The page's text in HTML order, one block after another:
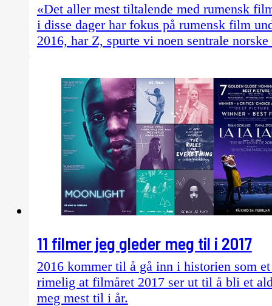
«Det aller mest tiltalende med rumensk
i disse dager har fokus på rumensk film
2016, har Z, spurte vi noen sentrale
11 filmer jeg gleder meg til i 2017
2016 kommer til å gå inn i historien som
rimelig at filmåret 2017 ser ut til å bli et
meg mest til i år.